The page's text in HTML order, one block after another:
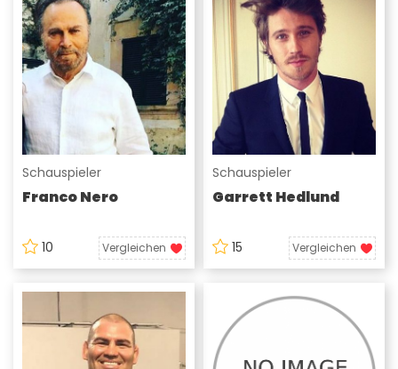
Schauspieler
Franco Nero
10 Vergleichen
Schauspieler
Garrett Hedlund
15 Vergleichen